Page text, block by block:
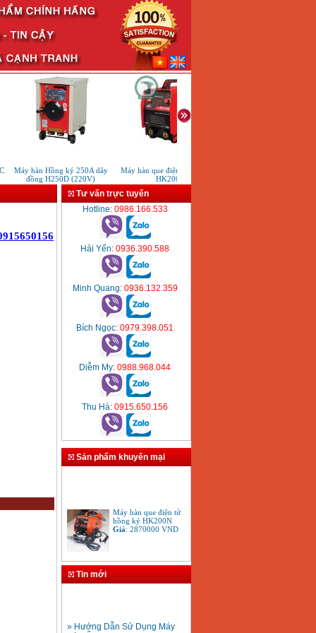
Máy hàn Hồng ký 250A dây
đồng H250D (220V)
Máy hàn que điện tử Hồng ký
HK200E
Tư vấn trực tuyến
Hotline: 0986.166.533
Hải Yến: 0936.390.588
Minh Quang: 0936.132.359
Bích Ngọc: 0979.398.051
Diễm My: 0988.968.044
Thu Hà: 0915.650.156
Sản phẩm khuyến mại
Máy hàn que điện tử
hồng ký HK200N
Giá:2870000VND
Tay cắt mỏ cắt đèn cắt
Acetylen
Tin mới
» Hướng Dẫn Sử Dụng Máy